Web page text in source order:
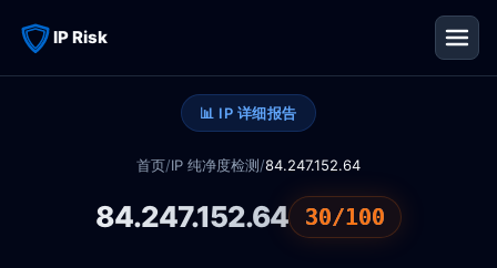
IP Risk
📊 IP 详细报告
首页/IP 纯净度检测/84.247.152.64
84.247.152.64 30/100